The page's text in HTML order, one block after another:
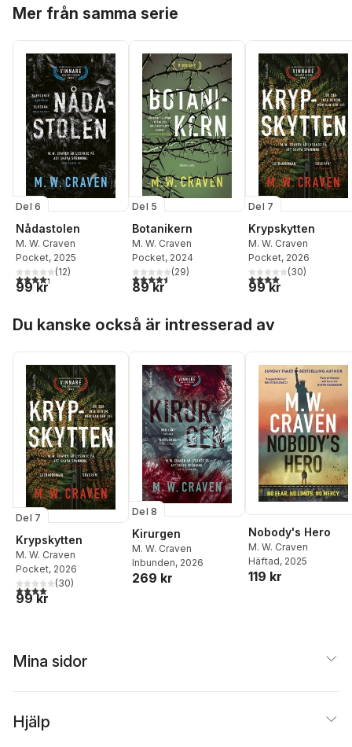
Mer från samma serie
Del 6
Nådastolen
M. W. Craven
Pocket, 2025
4,3utav 5 stjärnor. Totalt antal röster:
(12)
99 kr
Del 5
Botanikern
M. W. Craven
Pocket, 2024
4,5utav 5 stjärnor. Totalt antal röster:
(29)
89 kr
Del 7
Krypskytten
M. W. Craven
Pocket, 2026
4,0utav 5 stjärnor.
(30)
99 kr
Du kanske också är intresserad av
Del 7
Krypskytten
M. W. Craven
Pocket, 2026
4,0utav 5 stjärnor. Totalt antal röster:
(30)
99 kr
Del 8
Kirurgen
M. W. Craven
Inbunden, 2026
269 kr
Nobody's Hero
M. W. Craven
Häftad, 2025
119 kr
Mina sidor
Hjälp